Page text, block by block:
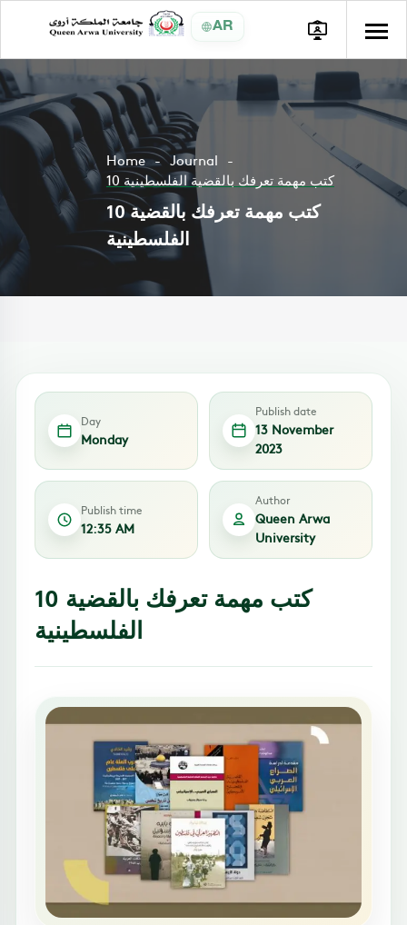
AR
Home
Journal
10 كتب مهمة تعرفك بالقضية الفلسطينية
10 كتب مهمة تعرفك بالقضية
الفلسطينية
Day
Monday
Publish date
13 November
2023
Publish time
12:35 AM
Author
Queen Arwa
University
10 كتب مهمة تعرفك بالقضية
الفلسطينية